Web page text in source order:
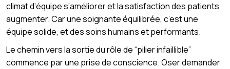
climat d’équipe s’améliorer et la satisfaction des patients
augmenter. Car une soignante équilibrée, c’est une
équipe solide, et des soins humains et performants.
Le chemin vers la sortie du rôle de “pilier infaillible”
commence par une prise de conscience. Oser demander